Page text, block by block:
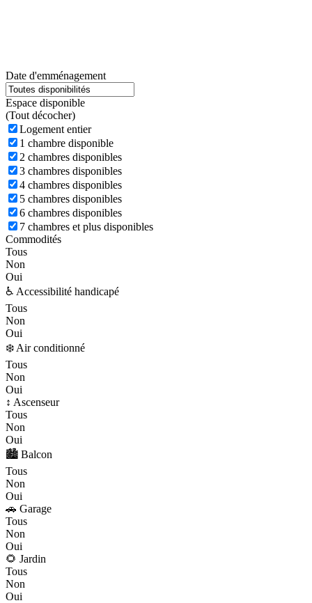
Date d'emménagement
Espace disponible
(Tout décocher)
Logement entier
1 chambre disponible
2 chambres disponibles
3 chambres disponibles
4 chambres disponibles
5 chambres disponibles
6 chambres disponibles
7 chambres et plus disponibles
Commodités
Tous
Non
Oui
♿ Accessibilité handicapé
Tous
Non
Oui
❄️ Air conditionné
Tous
Non
Oui
↕️ Ascenseur
Tous
Non
Oui
🏙️ Balcon
Tous
Non
Oui
🚗 Garage
Tous
Non
Oui
🌻 Jardin
Tous
Non
Oui